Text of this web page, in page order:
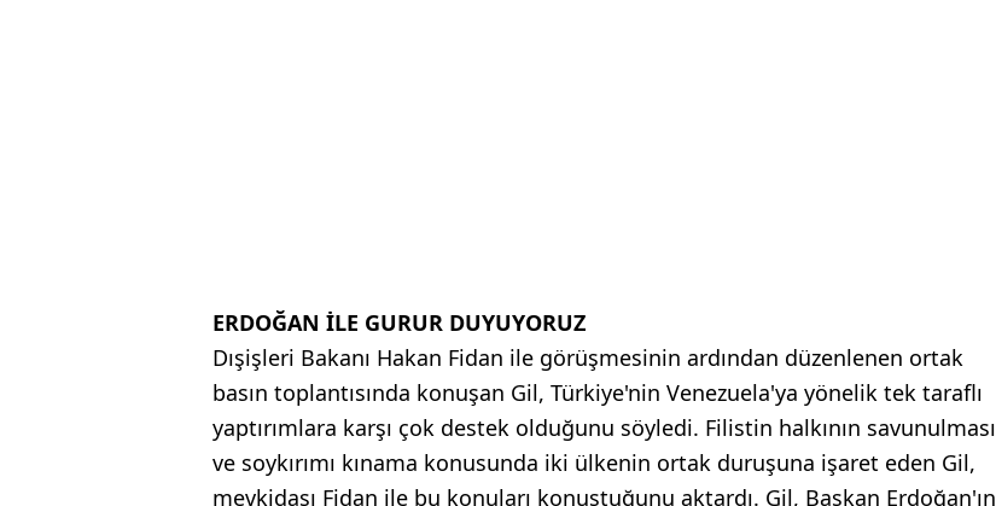
ERDOĞAN İLE GURUR DUYUYORUZ
Dışişleri Bakanı Hakan Fidan ile görüşmesinin ardından düzenlenen ortak
basın toplantısında konuşan Gil, Türkiye'nin Venezuela'ya yönelik tek taraflı
yaptırımlara karşı çok destek olduğunu söyledi. Filistin halkının savunulması
ve soykırımı kınama konusunda iki ülkenin ortak duruşuna işaret eden Gil,
mevkidaşı Fidan ile bu konuları konuştuğunu aktardı. Gil, Başkan Erdoğan'ın